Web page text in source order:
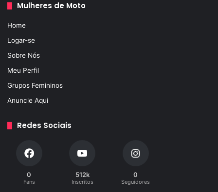
Mulheres de Moto
Home
Logar-se
Sobre Nós
Meu Perfil
Grupos Femininos
Anuncie Aqui
Redes Sociais
0
Fans
512k
Inscritos
0
Seguidores